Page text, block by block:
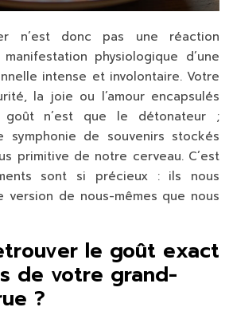
n’est donc pas une réaction
physiologique d’une
intense et involontaire. Votre
la joie ou l’amour encapsulés
n’est que le détonateur ;
symphonie de souvenirs stockés
primitive de notre cerveau. C’est
sont si précieux : ils nous
version de nous-mêmes que nous
le goût exact
de votre grand-
?